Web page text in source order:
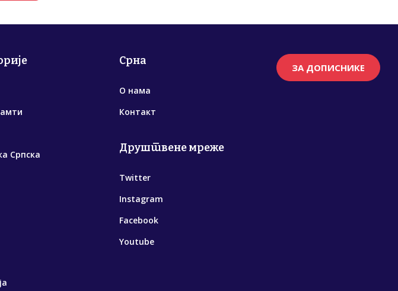
Српска
Срна
О нама
Контакт
Друштвене мреже
Twitter
Instagram
Facebook
Youtube
ЗА ДОПИСНИКЕ